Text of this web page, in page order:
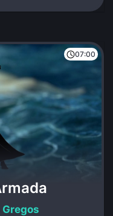
07:00